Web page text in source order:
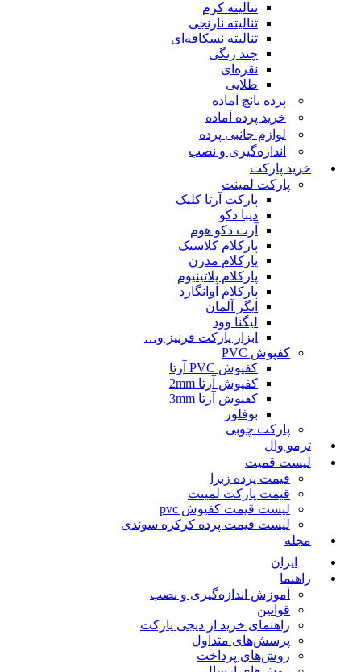
تنالیته کرم
تنالیته نارنجی
تنالیته نسکافه‌ای
چند رنگی
نقره‌ای
طلایی
پرده پانچ آماده
خرید پرده آماده
لوازم جانبی پرده
اندازه‌گیری و نصب
خرید پارکت
پارکت لمینت
پارکت آرتا کلیک
دیبا دکو
آرت دکو هوم
پارکلام کلاسیک
پارکلام مدرن
پارکلام پلاتینیوم
پارکلام آوانگارد
ایگر آلمان
لیگنا وود
ابزار پارکت قرنیز و…
کفپوش PVC
کفپوش PVC آرتا
کفپوش آرتا 2mm
کفپوش آرتا 3mm
بوفلور
پارکت چوبی
ترمو وال
لیست قمیت
قیمت پرده زبرا
قیمت پارکت لمینت
لیست قیمت کفپوش pvc
لیست قیمت پرده کرکره سوئدی
مجله
ایران
راهنما
آموزش اندازه‌گیری و نصب
قوانین
راهنمای خرید از دیجی پارکت
پرسش‌های متداول
روش‌های پرداخت